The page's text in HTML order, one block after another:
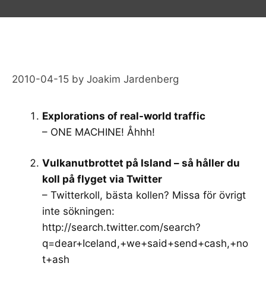
2010-04-15 by Joakim Jardenberg
Explorations of real-world traffic
– ONE MACHINE! Åhhh!
Vulkanutbrottet på Island – så håller du
koll på flyget via Twitter
– Twitterkoll, bästa kollen? Missa för övrigt
inte sökningen:
http://search.twitter.com/search?
q=dear+Iceland,+we+said+send+cash,+no
t+ash